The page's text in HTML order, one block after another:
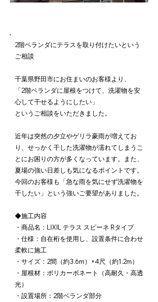
2階ベランダにテラスを取り付けたいという
ご相談
千葉県野田市にお住まいのお客様より、
「2階ベランダに屋根をつけて、洗濯物を安
心して干せるようにしたい」
というご相談をいただきました。
近年は突然の夕立やゲリラ豪雨が増えてお
り、せっかく干した洗濯物が濡れてしまうこ
とにお困りの方が多くなっています。また、
夏場の強い日差しも気になるポイントです。
今回のお客様も「急な雨を気にせず洗濯物を
干したい」という強いご要望がありました。
◆施工内容
・商品名：LIXIL テラス スピーネ Rタイプ
・仕様：自在桁を使用し、設置条件に合わせ
柔軟に施工
・サイズ：2間（約3.6m）×4尺（約1.2m）
・屋根材：ポリカーボネート（高耐久・高透
光）
・設置場所：2階ベランダ部分